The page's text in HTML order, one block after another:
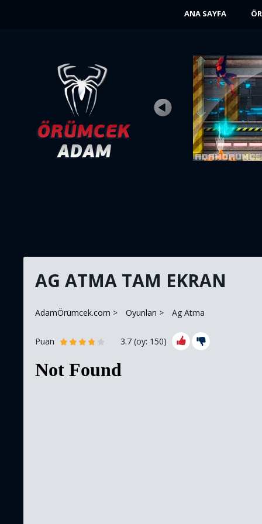
ANA SAYFA
AG FIRLATICI
Adam Peter Parker hiç süper kahraman
olma düşüncesine girmedi. Ama kaderi
başka ...
ŞIMDI OYNA
AG ATMA TAM EKRAN
AdamÖrümcek.com Oyunları Ag Atma
Puan 3.7 (oy: 150)